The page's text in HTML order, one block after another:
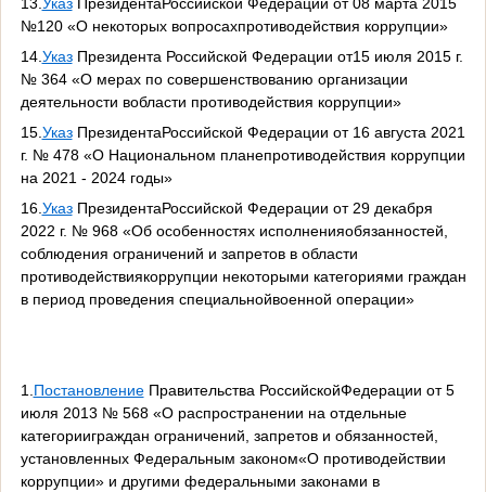
13.УказПрезидентаРоссийской Федерации от 08 марта 2015
№120 «О некоторых вопросахпротиводействия коррупции»
14.УказПрезидента Российской Федерации от15 июля 2015 г.
№ 364 «О мерах по совершенствованию организации
деятельности вобласти противодействия коррупции»
15.УказПрезидентаРоссийской Федерации от 16 августа 2021
г. № 478 «О Национальном планепротиводействия коррупции
на 2021 - 2024 годы»
16.УказПрезидентаРоссийской Федерации от 29 декабря
2022 г. № 968 «Об особенностях исполненияобязанностей,
соблюдения ограничений и запретов в области
противодействиякоррупции некоторыми категориями граждан
в период проведения специальнойвоенной операции»
1.ПостановлениеПравительства РоссийскойФедерации от 5
июля 2013 № 568 «О распространении на отдельные
категорииграждан ограничений, запретов и обязанностей,
установленных Федеральным законом«О противодействии
коррупции» и другими федеральными законами в